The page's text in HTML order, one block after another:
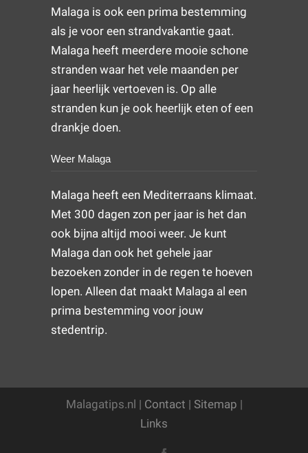
Malaga is ook een prima bestemming
als je voor een strandvakantie gaat.
Malaga heeft meerdere mooie schone
stranden waar het vele maanden per
jaar heerlijk vertoeven is. Op alle
stranden kun je ook heerlijk eten of een
drankje doen.
Weer Malaga
Malaga heeft een Mediterraans klimaat.
Met 300 dagen zon per jaar is het dan
ook bijna altijd mooi weer. Je kunt
Malaga dan ook het gehele jaar
bezoeken zonder in de regen te hoeven
lopen. Alleen dat maakt Malaga al een
prima bestemming voor jouw
stedentrip.
Malagatips.nl | Contact | Sitemap |
Links